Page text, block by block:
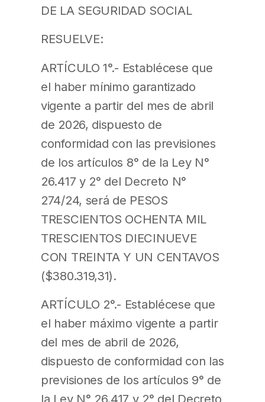
DE LA SEGURIDAD SOCIAL
RESUELVE:
ARTÍCULO 1°.- Establécese que
el haber mínimo garantizado
vigente a partir del mes de abril
de 2026, dispuesto de
conformidad con las previsiones
de los artículos 8° de la Ley N°
26.417 y 2° del Decreto N°
274/24, será de PESOS
TRESCIENTOS OCHENTA MIL
TRESCIENTOS DIECINUEVE
CON TREINTA Y UN CENTAVOS
($380.319,31).
ARTÍCULO 2°.- Establécese que
el haber máximo vigente a partir
del mes de abril de 2026,
dispuesto de conformidad con las
previsiones de los artículos 9° de
la Ley N° 26.417 y 2° del Decreto